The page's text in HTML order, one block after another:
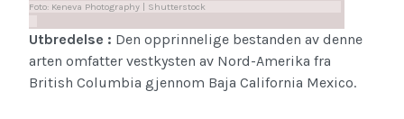
Foto: Keneva Photography | Shutterstock
Utbredelse : Den opprinnelige bestanden av denne
arten omfatter vestkysten av Nord-Amerika fra
British Columbia gjennom Baja California Mexico.